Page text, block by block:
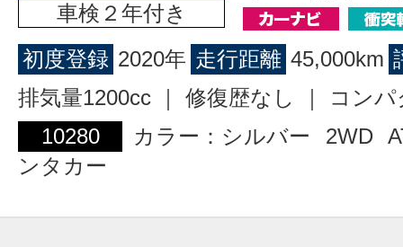
車検２年付き
初度登録 2020年 走行距離 45,000km
排気量1200cc ｜ 修復歴なし ｜ コン
10280
カラー：シルバー 2WD
ンタカー